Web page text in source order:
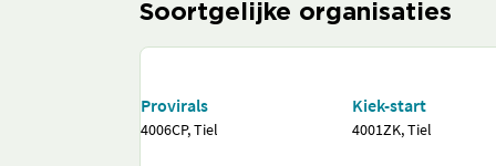
Soortgelijke organisaties
Provirals
4006CP, Tiel
Kiek-start
4001ZK, Tiel